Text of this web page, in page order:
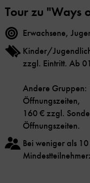
Tour zu "Ways
Erwachsene,
Kinder/
zzgl. Eintritt. Ab
Andere Gruppen:
Öffnungszeiten,
160 € zzgl.
Öffnungszeiten.
Bei weniger als